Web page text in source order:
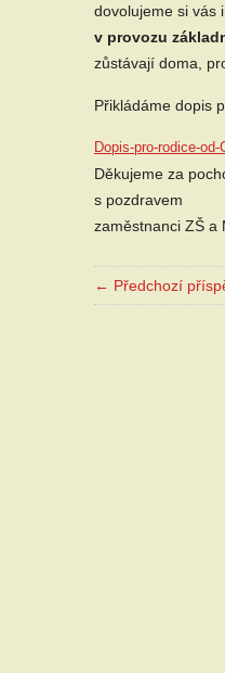
dovolujeme si vás
v provozu
zůstávají doma,
Přikládáme dopis
Dopis-pro-rodice-od-
Děkujeme za
s pozdravem
zaměstnanci ZŠ a
← Předchozí